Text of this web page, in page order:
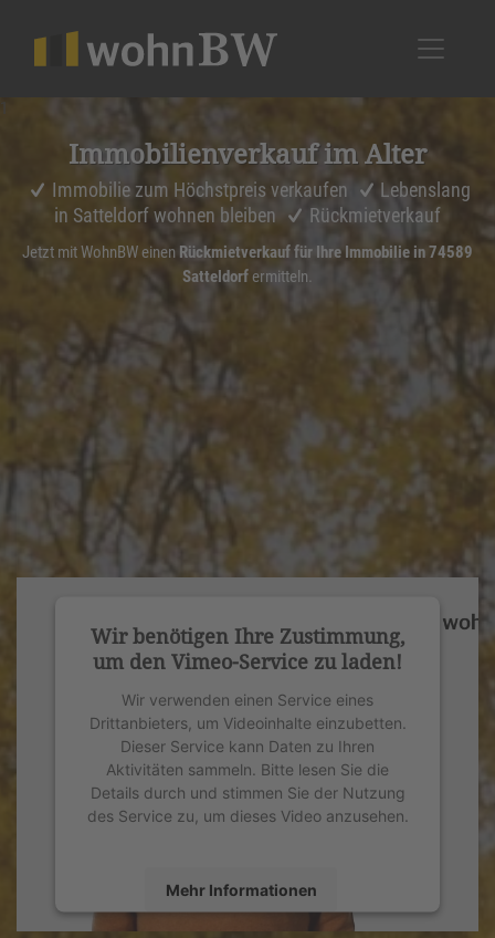
Immobi­li­en­ver­kauf im Alter
Immobilie zum Höchstpreis verkaufen
Lebenslang
in Satteldorf wohnen bleiben
Rückmietverkauf
Jetzt mit WohnBW einen Rückmietverkauf für Ihre Immobilie in 74589
Satteldorf ermitteln.
Wir benötigen Ihre Zustimmung,
um den Vimeo-Service zu laden!
Wir verwenden einen Service eines
Drittanbieters, um Videoinhalte einzubetten.
Dieser Service kann Daten zu Ihren
Aktivitäten sammeln. Bitte lesen Sie die
Details durch und stimmen Sie der Nutzung
des Service zu, um dieses Video anzusehen.
Mehr Informationen